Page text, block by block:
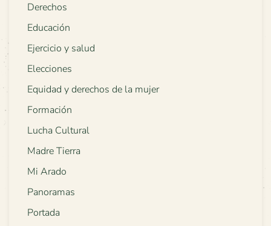
Derechos
Educación
Ejercicio y salud
Elecciones
Equidad y derechos de la mujer
Formación
Lucha Cultural
Madre Tierra
Mi Arado
Panoramas
Portada